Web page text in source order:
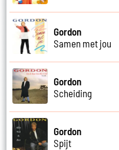
Gordon
Samen met jou
Gordon
Scheiding
Gordon
Spijt